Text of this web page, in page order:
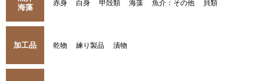
海藻
赤身 白身 甲殻類 海藻 魚介：その他 貝類
加工品 乾物 練り製品 漬物